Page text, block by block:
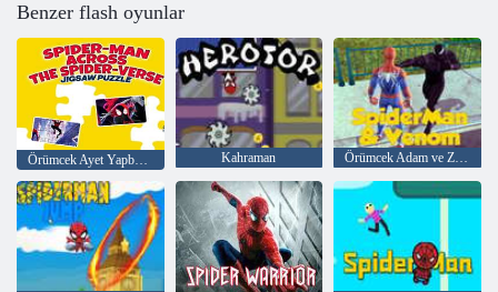
Benzer flash oyunlar
Örümcek Ayet Yapbozunun Ötesinde Örümcek Adam Kahraman Örümcek Adam ve Zehir